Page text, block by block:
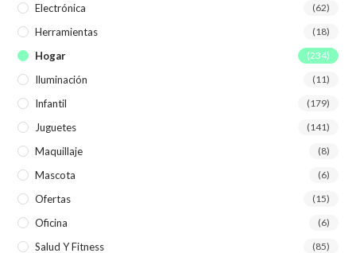
Electrónica (62)
Herramientas (18)
Hogar (234)
Iluminación (11)
Infantil (179)
Juguetes (141)
Maquillaje (8)
Mascota (6)
Ofertas (15)
Oficina (6)
Salud Y Fitness (85)